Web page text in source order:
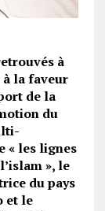
à
à la faveur
de la
du
« les lignes
», le
du pays
et le